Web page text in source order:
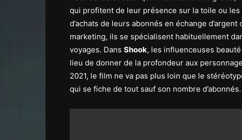
qui profitent de leur présence sur la toile ou
d’achats de leurs abonnés en échange
marketing, ils se spécialisent habituellement
voyages. Dans Shook, les influenceuses
lieu de donner de la profondeur aux
2021, le film ne va pas plus loin que le
qui se fiche de tout sauf son nombre d’abonnés.